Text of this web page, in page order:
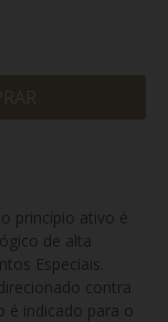
princípio ativo é
de alta
Especiais.
contra
é indicado para o